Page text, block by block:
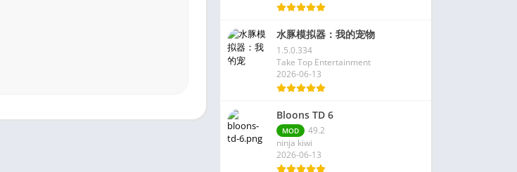
水豚模拟器：我的宠物
1.5.0.334
Take Top Entertainment
2026-06-13
Bloons TD 6
MOD
49.2
ninja kiwi
2026-06-13